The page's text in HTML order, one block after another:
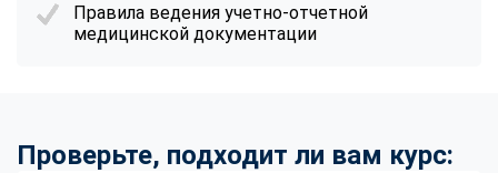
Правила ведения учетно-отчетной
медицинской документации
Проверьте, подходит ли вам курс: